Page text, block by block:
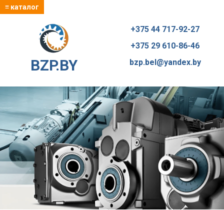
≡ каталог
BZP.BY
+375 44 717-92-27
+375 29 610-86-46
bzp.bel@yandex.by